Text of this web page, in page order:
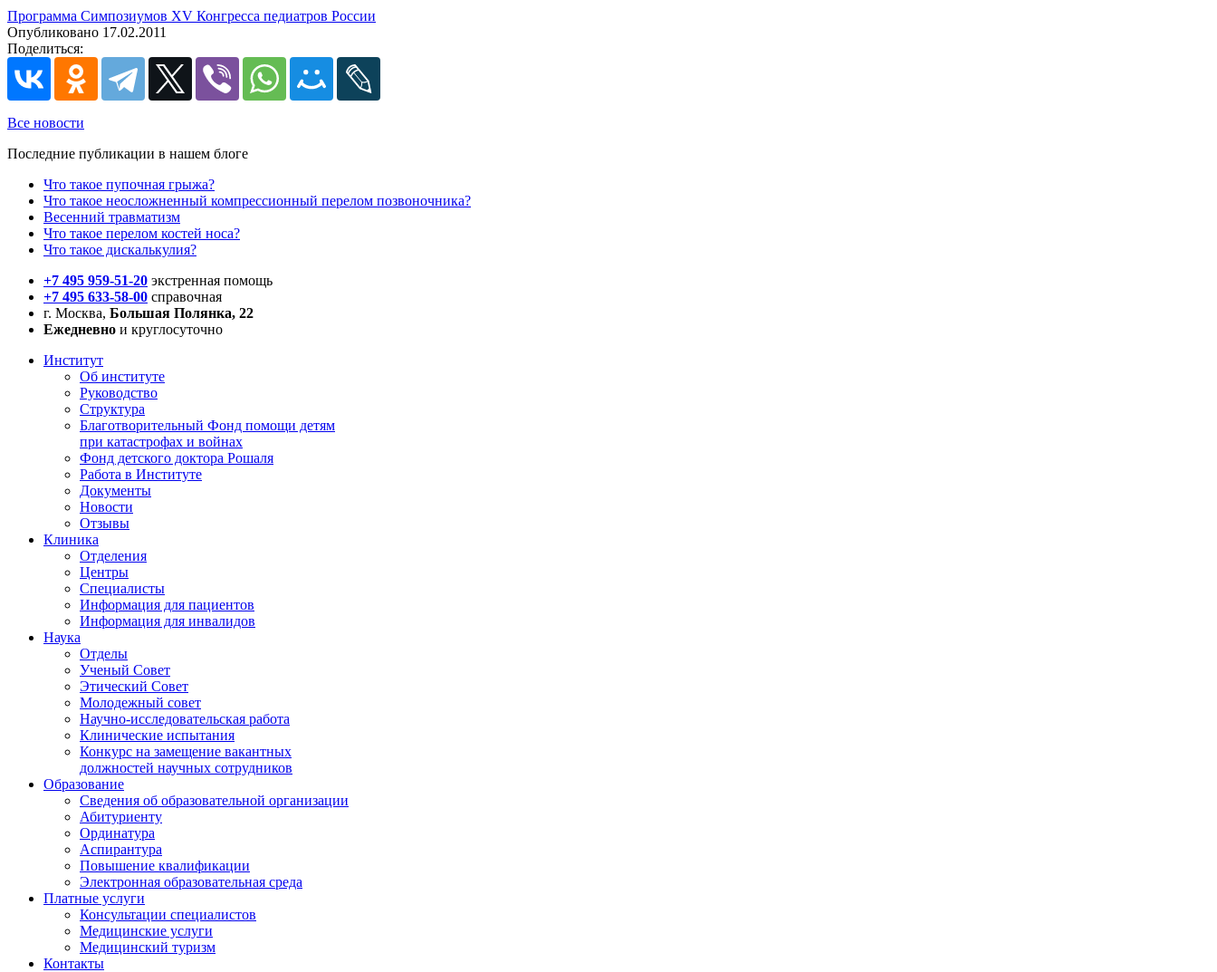
Программа Симпозиумов XV Конгресса педиатров России
Опубликовано 17.02.2011
Поделиться:
Все новости
Последние публикации в нашем блоге
Что такое пупочная грыжа?
Что такое неосложненный компрессионный перелом позвоночника?
Весенний травматизм
Что такое перелом костей носа?
Что такое дискалькулия?
+7 495 959-51-20 экстренная помощь
+7 495 633-58-00 справочная
г. Москва, Большая Полянка, 22
Ежедневно и круглосуточно
Институт
Об институте
Руководство
Структура
Благотворительный Фонд помощи детям
при катастрофах и войнах
Фонд детского доктора Рошаля
Работа в Институте
Документы
Новости
Отзывы
Клиника
Отделения
Центры
Специалисты
Информация для пациентов
Информация для инвалидов
Наука
Отделы
Ученый Совет
Этический Совет
Молодежный совет
Научно-исследовательская работа
Клинические испытания
Конкурс на замещение вакантных
должностей научных сотрудников
Образование
Сведения об образовательной организации
Абитуриенту
Ординатура
Аспирантура
Повышение квалификации
Электронная образовательная среда
Платные услуги
Консультации специалистов
Медицинские услуги
Медицинский туризм
Контакты